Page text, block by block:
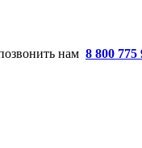
нам 8 800 775